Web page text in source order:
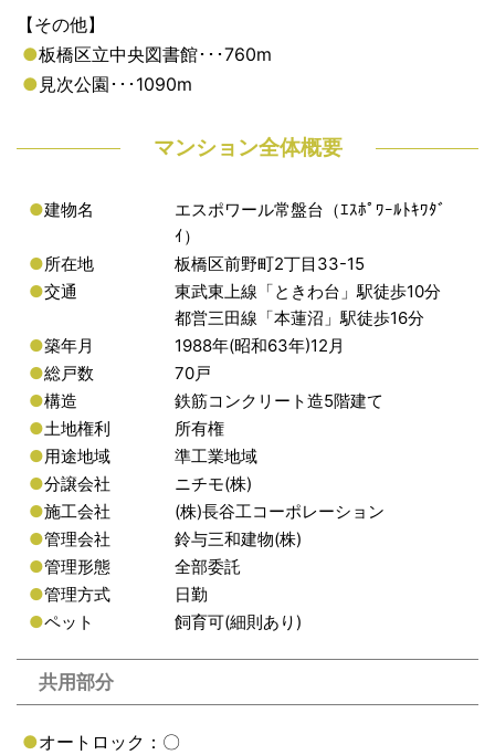
【その他】
●板橋区立中央図書館･･･760m
● 見次公園･･･1090m
マンション全体概要
●建物名
エスポワール常盤台（ｴｽﾎﾟﾜｰﾙﾄｷﾜﾀﾞ
ｲ）
●所在地
板橋区前野町2丁目33-15
●交通
東武東上線「ときわ台」駅徒歩10分
都営三田線「本蓮沼」駅徒歩16分
●築年月
1988年(昭和63年)12月
●総戸数
70戸
●構造
鉄筋コンクリート造5階建て
●土地権利
所有権
●用途地域
準工業地域
●分譲会社
ニチモ(株)
●施工会社
(株)長谷工コーポレーション
●管理会社
鈴与三和建物(株)
●管理形態
全部委託
●管理方式
日勤
●ペット 飼育可(細則あり)
共用部分
●オートロック：〇